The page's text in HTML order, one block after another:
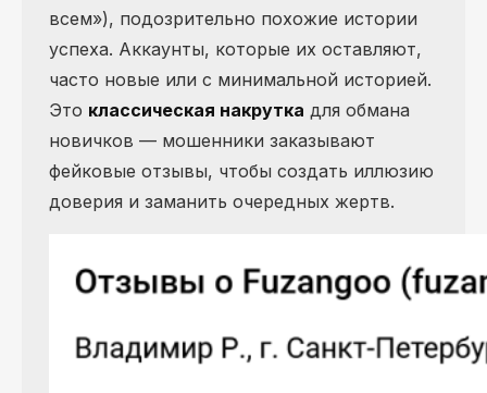
всем»), подозрительно похожие истории
успеха. Аккаунты, которые их оставляют,
часто новые или с минимальной историей.
Это классическая накрутка для обмана
новичков — мошенники заказывают
фейковые отзывы, чтобы создать иллюзию
доверия и заманить очередных жертв.